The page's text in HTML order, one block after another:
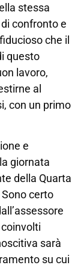
stessa
confronto e
che il
questo
lavoro,
al
con un primo
e
giornata
della Quarta
certo
sarà
su cui